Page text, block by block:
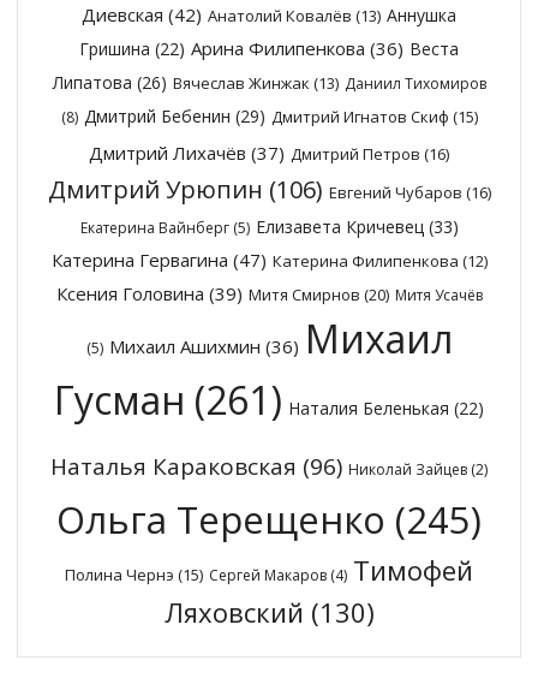
Диевская (42) Анатолий Ковалёв (13) Аннушка
Гришина (22) Арина Филипенкова (36) Веста
Липатова (26) Вячеслав Жинжак (13) Даниил Тихомиров
(8) Дмитрий Бебенин (29) Дмитрий Игнатов Скиф (15)
Дмитрий Лихачёв (37) Дмитрий Петров (16)
Дмитрий Урюпин (106) Евгений Чубаров (16)
Екатерина Вайнберг(5) Елизавета Кричевец(33)
Катерина Гервагина (47) Катерина Филипенкова (12)
Ксения Головина (39) Митя Смирнов (20) Митя Усачёв
(5) Михаил Ашихмин (36) Михаил
Гусман (261) Наталия Беленькая (22)
Наталья Караковская (96) Николай Зайцев (2)
Ольга Терещенко (245)
Полина Чернэ (15) Сергей Макаров (4) Тимофей
Ляховский (130)